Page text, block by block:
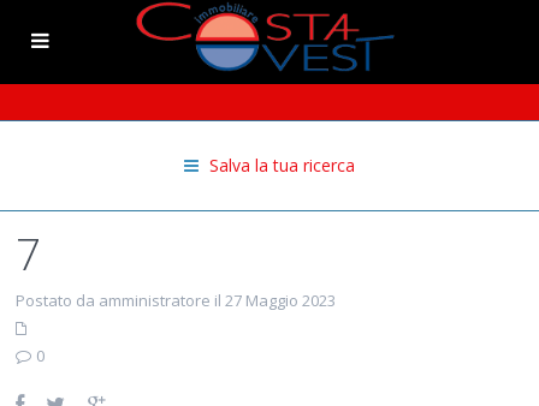
Salva la tua ricerca
7
Postato da amministratore il 27 Maggio 2023
0